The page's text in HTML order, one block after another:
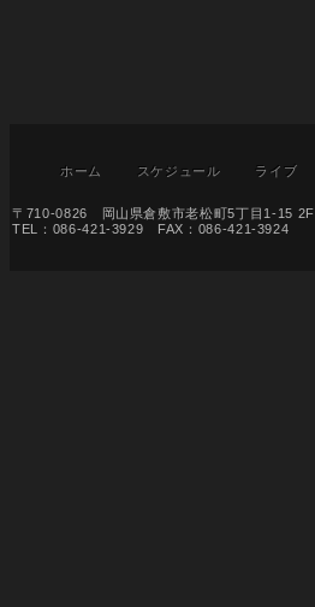
ホーム スケジュール ライブ
〒710-0826 岡山県倉敷市老松町5丁目1-15 2F
TEL：086-421-3929 FAX：086-421-3924